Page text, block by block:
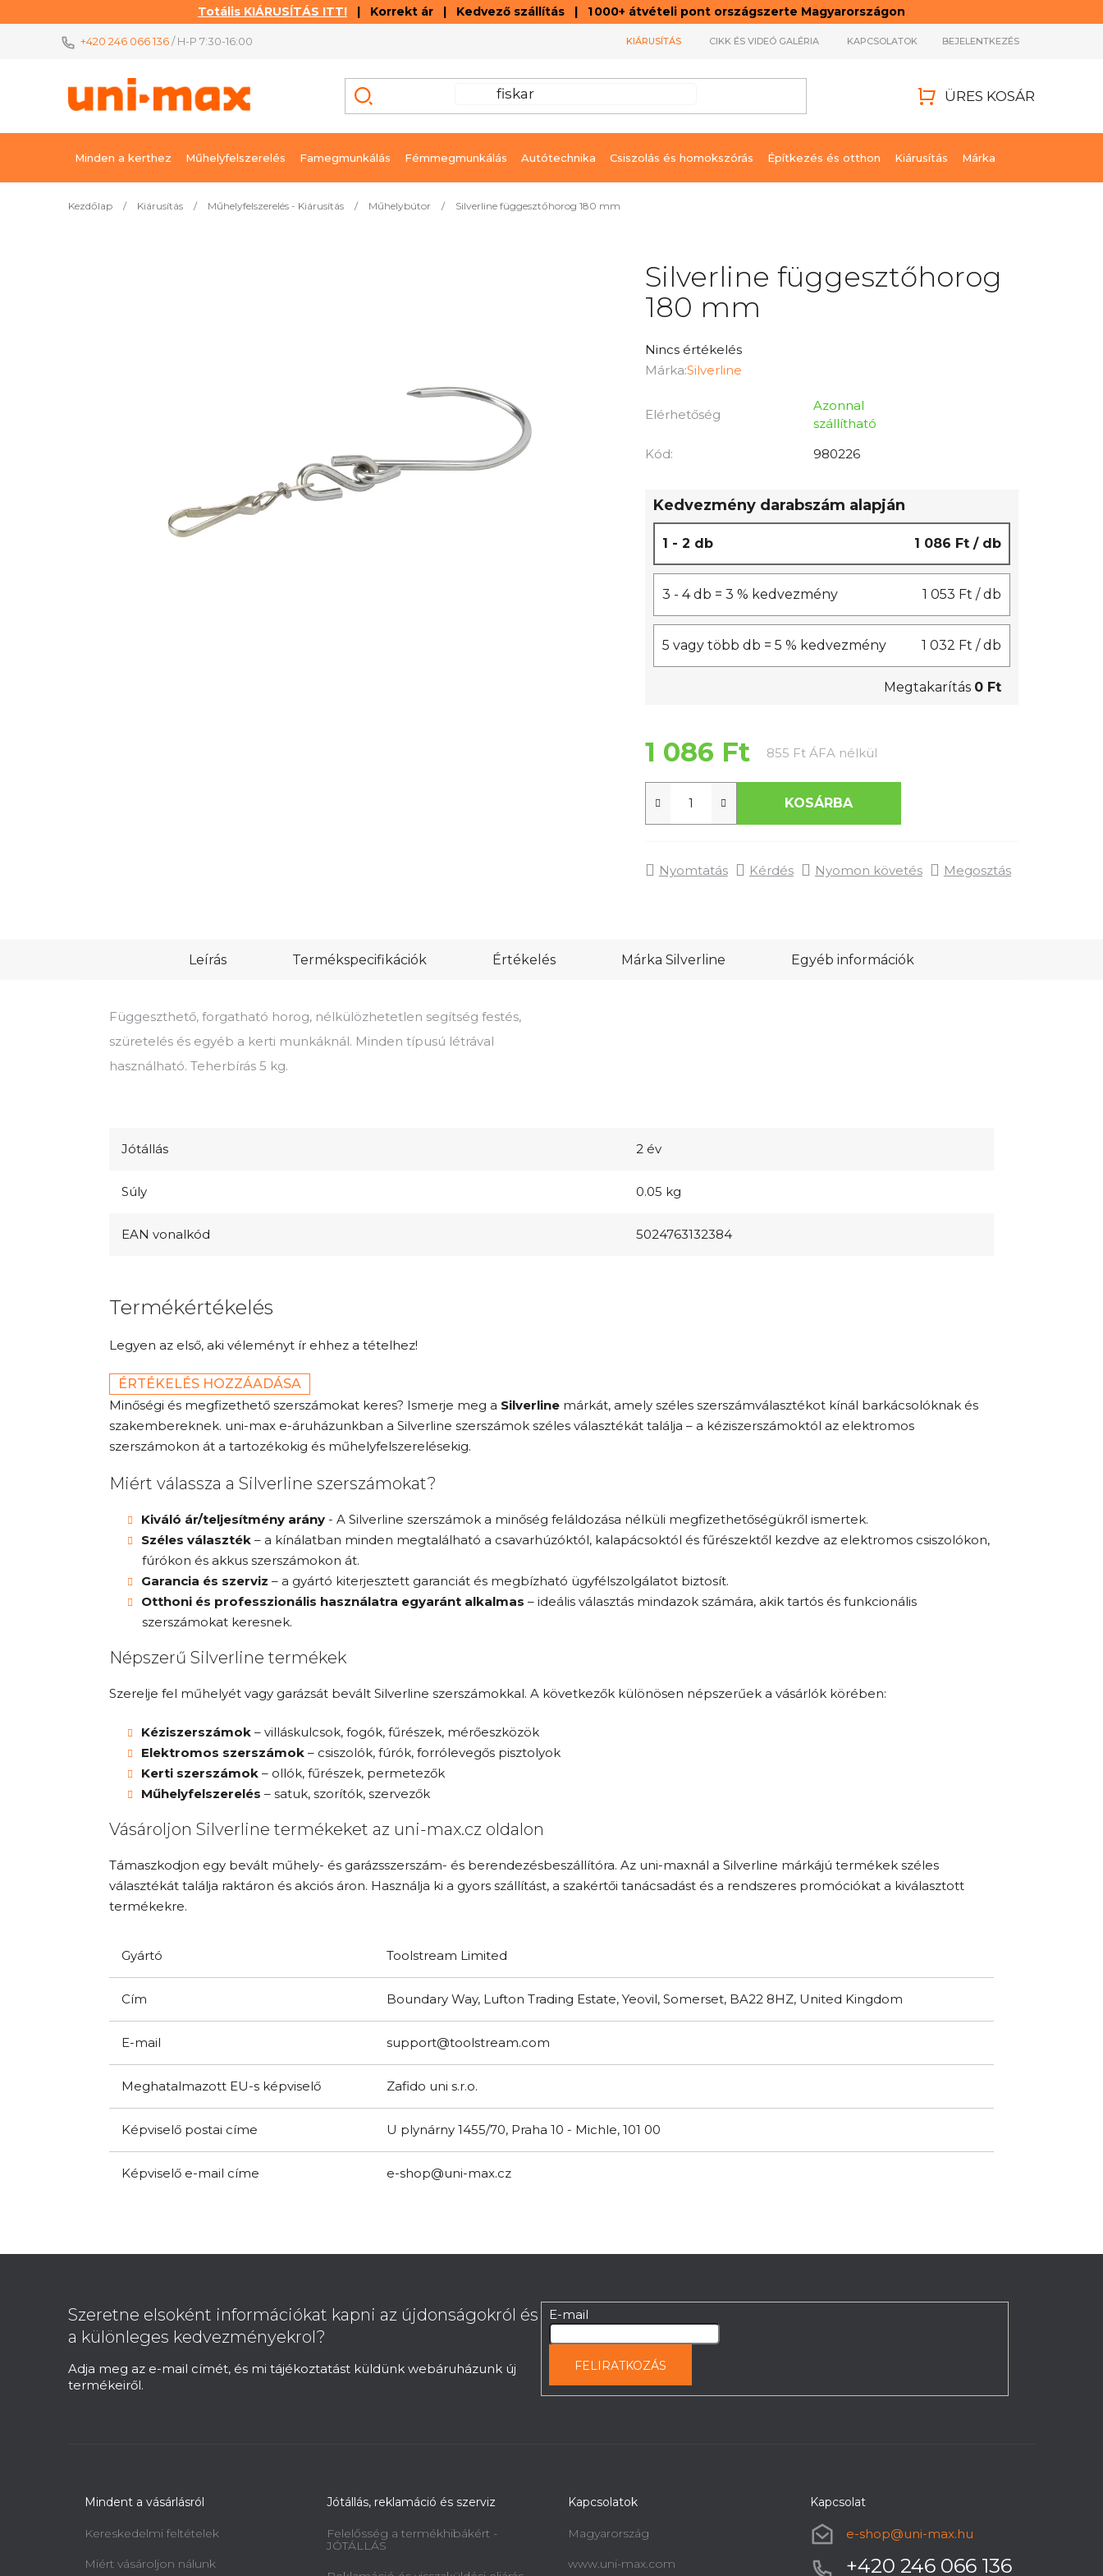
Totális KIÁRUSÍTÁS ITT! | Korrekt ár | Kedvező szállítás | 1 000+ átvételi pont országszerte Magyarországon
+420 246 066 136/ H-P 7:30-16:00 KIÁRUSÍTÁS CIKK ÉS VIDEÓ GALÉRIA KAPCSOLATOK BEJELENTKEZÉS
ÜRES KOSÁR
Minden a kerthez Műhelyfelszerelés Famegmunkálás Fémmegmunkálás Autótechnika Csiszolás és homokszórás Építkezés és otthon Kiárusítás Márka
Kezdőlap / Kiárusítás / Műhelyfelszerelés - Kiárusítás / Műhelybútor / Silverline függesztőhorog 180 mm
Silverline függesztőhorog
180 mm
A
termék
értékelése
ből
Nincs értékelés
Márka:Silverline
Elérhetőség
Azonnal
szállítható
Kód:
980226
Kedvezmény darabszám alapján
1 - 2 db 1 086 Ft / db
3 - 4 db = 3 % kedvezmény 1 053 Ft / db
5 vagy több db = 5 % kedvezmény 1 032 Ft / db
Megtakarítás 0 Ft
1 086 Ft 855 Ft ÁFA nélkülEgységár:
KOSÁRBA
Nyomtatás Kérdés Nyomon követés Megosztás
Leírás Termékspecifikációk Értékelés Márka Silverline Egyéb információk
Függeszthető, forgatható horog, nélkülözhetetlen segítség festés,
szüretelés és egyéb a kerti munkáknál. Minden típusú létrával
használható. Teherbírás 5 kg.
Jótállás 2 év
Súly 0.05 kg
EAN vonalkód 5024763132384
Termékértékelés
Legyen az első, aki véleményt ír ehhez a tételhez!
ÉRTÉKELÉS HOZZÁADÁSA
Minőségi és megfizethető szerszámokat keres? Ismerje meg a Silverline márkát, amely széles szerszámválasztékot kínál barkácsolóknak és
szakembereknek. uni-max e-áruházunkban a Silverline szerszámok széles választékát találja – a kéziszerszámoktól az elektromos
szerszámokon át a tartozékokig és műhelyfelszerelésekig.
Miért válassza a Silverline szerszámokat?
Kiváló ár/teljesítmény arány - A Silverline szerszámok a minőség feláldozása nélküli megfizethetőségükről ismertek.
Széles választék – a kínálatban minden megtalálható a csavarhúzóktól, kalapácsoktól és fűrészektől kezdve az elektromos csiszolókon,
fúrókon és akkus szerszámokon át.
Garancia és szerviz – a gyártó kiterjesztett garanciát és megbízható ügyfélszolgálatot biztosít.
Otthoni és professzionális használatra egyaránt alkalmas – ideális választás mindazok számára, akik tartós és funkcionális
szerszámokat keresnek.
Népszerű Silverline termékek
Szerelje fel műhelyét vagy garázsát bevált Silverline szerszámokkal. A következők különösen népszerűek a vásárlók körében:
Kéziszerszámok – villáskulcsok, fogók, fűrészek, mérőeszközök
Elektromos szerszámok – csiszolók, fúrók, forrólevegős pisztolyok
Kerti szerszámok – ollók, fűrészek, permetezők
Műhelyfelszerelés – satuk, szorítók, szervezők
Vásároljon Silverline termékeket az uni-max.cz oldalon
Támaszkodjon egy bevált műhely- és garázsszerszám- és berendezésbeszállítóra. Az uni-maxnál a Silverline márkájú termékek széles
választékát találja raktáron és akciós áron. Használja ki a gyors szállítást, a szakértői tanácsadást és a rendszeres promóciókat a kiválasztott
termékekre.
Gyártó Toolstream Limited
Cím Boundary Way, Lufton Trading Estate, Yeovil, Somerset, BA22 8HZ, United Kingdom
E-mail support@toolstream.com
Meghatalmazott EU-s képviselő Zafido uni s.r.o.
Képviselő postai címe U plynárny 1455/70, Praha 10 - Michle, 101 00
Képviselő e-mail címe e-shop@uni-max.cz
Szeretne elsoként információkat kapni az újdonságokról és
a különleges kedvezményekrol?
Adja meg az e-mail címét, és mi tájékoztatást küldünk webáruházunk új
termékeiről.
E-mail
FELIRATKOZÁS
Mindent a vásárlásról
Kereskedelmi feltételek
Miért vásároljon nálunk
Jótállás, reklamáció és szerviz
Felelősség a termékhibákért -
JÓTÁLLÁS
Kapcsolatok
Magyarország
www.uni-max.com
Kapcsolat
e-shop@uni-max.hu
+420 246 066 136